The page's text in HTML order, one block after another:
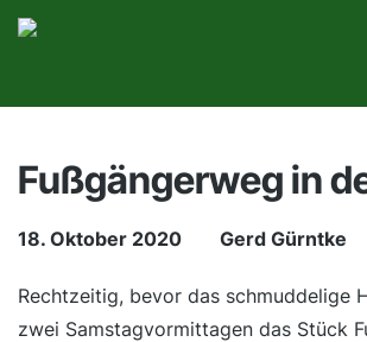
Fußgängerweg in
18. Oktober 2020 Gerd Gürntke
Rechtzeitig, bevor das schmuddelige
zwei Samstagvormittagen das Stück